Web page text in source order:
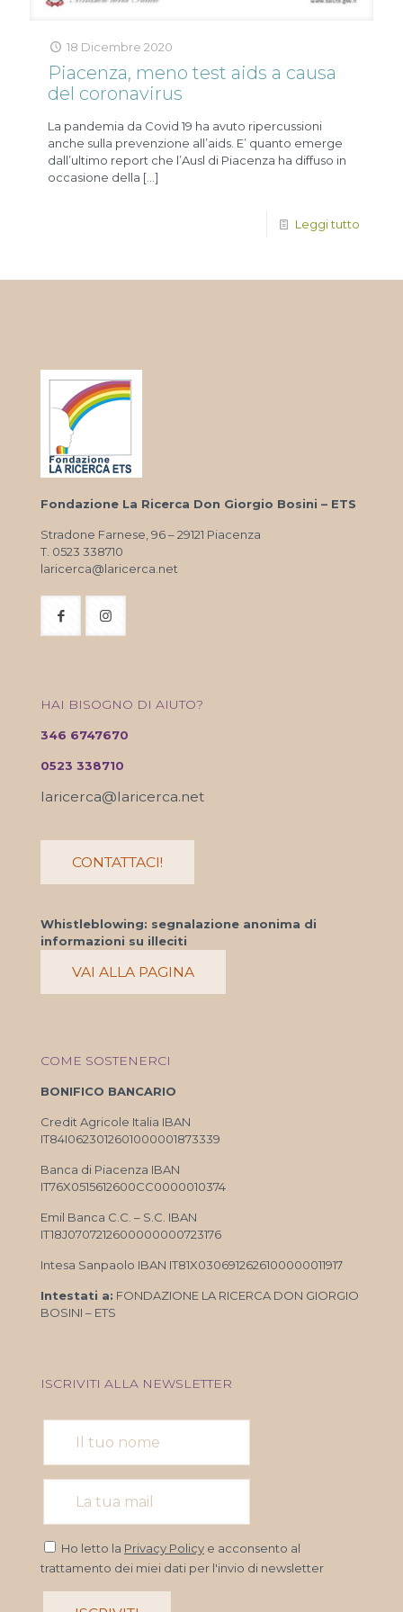
18 Dicembre 2020
Piacenza, meno test aids a causa
del coronavirus
La pandemia da Covid 19 ha avuto ripercussioni
anche sulla prevenzione all’aids. E’ quanto emerge
dall’ultimo report che l’Ausl di Piacenza ha diffuso in
occasione della […]
Leggi tutto
Fondazione La Ricerca Don Giorgio Bosini – ETS
Stradone Farnese, 96 – 29121 Piacenza
T. 0523 338710
laricerca@laricerca.net
HAI BISOGNO DI AIUTO?
346 6747670
0523 338710
laricerca@laricerca.net
CONTATTACI!
Whistleblowing: segnalazione anonima di
informazioni su illeciti
VAI ALLA PAGINA
COME SOSTENERCI
BONIFICO BANCARIO
Credit Agricole Italia IBAN
IT84I0623012601000001873339
Banca di Piacenza IBAN
IT76X0515612600CC0000010374
Emil Banca C.C. – S.C. IBAN
IT18J0707212600000000723176
Intesa Sanpaolo IBAN IT81X0306912626100000011917
Intestati a: FONDAZIONE LA RICERCA DON GIORGIO
BOSINI – ETS
ISCRIVITI ALLA NEWSLETTER
Ho letto la Privacy Policy e acconsento al
trattamento dei miei dati per l'invio di newsletter